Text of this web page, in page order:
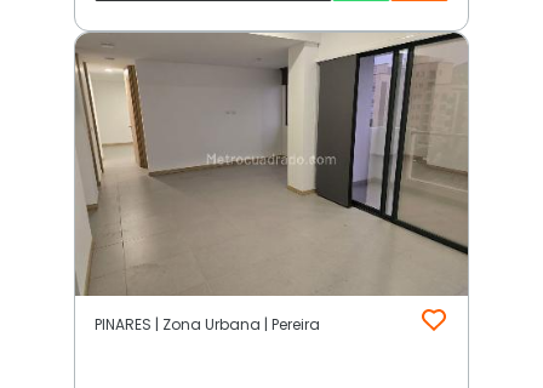
PINARES | Zona Urbana | Pereira